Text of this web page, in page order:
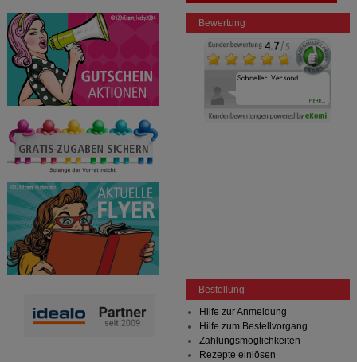
Bewertung
Bestellung
Hilfe zur Anmeldung
Hilfe zum Bestellvorgang
Zahlungsmöglichkeiten
Rezepte einlösen